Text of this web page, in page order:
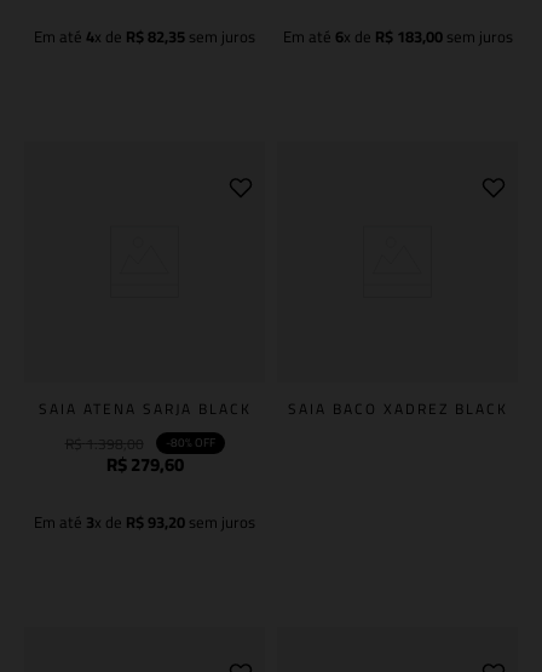
Em até 4x de R$82,35sem juros Em até 6x de R$183,00sem juros
SAIA ATENA SARJA BLACK
-80% OFF
R$279,60
Em até 3x de R$93,20sem juros
SAIA BACO XADREZ BLACK